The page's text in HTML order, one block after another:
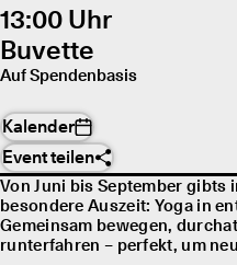
13:00 Uhr
Buvette
Auf Spendenbasis
Kalender
Event teilen
Von Juni bis September gibts
besondere Auszeit: Yoga in
Gemeinsam bewegen,
runterfahren – perfekt, um